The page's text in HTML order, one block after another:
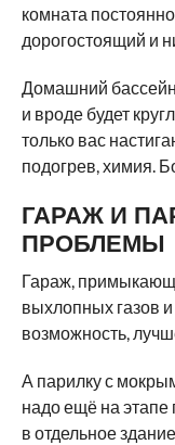
комната постоянно
дорогостоящий и
Домашний
и вроде будет
только вас
подогрев, химия.
ГАРАЖ И
ПРОБЛЕМЫ
Гараж,
выхлопных газов
возможность,
А парилку с
надо ещё на этапе
в отдельное